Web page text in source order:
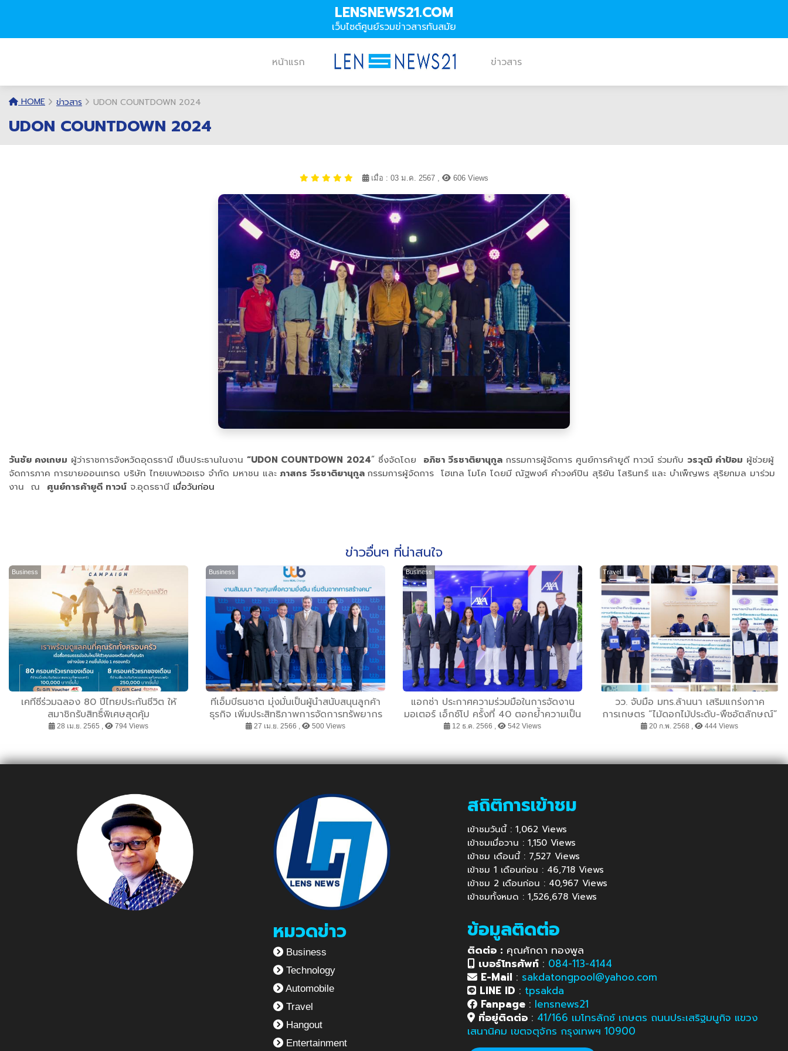
LENSNEWS21.COM
เว็บไซต์ศูนย์รวมข่าวสารทันสมัย
หน้าแรก ข่าวสาร
HOME ข่าวสาร UDON COUNTDOWN 2024
UDON COUNTDOWN 2024
เมื่อ : 03 ม.ค. 2567 , 606 Views
วันชัย คงเกษม ผู้ว่าราชการจังหวัดอุดรธานี เป็นประธานในงาน “UDON COUNTDOWN 2024” ซึ่งจัดโดย อภิชา วีรชาติยานุกูล กรรมการผู้จัดการ ศูนย์การค้ายูดี ทาวน์ ร่วมกับ วรวุฒิ คำป้อม ผู้ช่วยผู้
จัดการภาค การขายออนเทรด บริษัท ไทยเบฟเวอเรจ จำกัด มหาชน และ ภาสกร วีรชาติยานุกูล กรรมการผู้จัดการ โฮเทล โมโค โดยมี ณัฐพงศ์ คำวงศ์ปิน สุริยัน โสรินทร์ และ บำเพ็ญพร สุริยกมล มาร่วม
งาน ณ ศูนย์การค้ายูดี ทาวน์ จ.อุดรธานี เมื่อวันก่อน
ข่าวอื่นๆ ที่น่าสนใจ
Business
เคทีซีร่วมฉลอง 80 ปีไทยประกันชีวิต ให้
สมาชิกรับสิทธิ์พิเศษสุดคุ้ม
28 เม.ย. 2565 , 794 Views
Business
ทีเอ็มบีธนชาต มุ่งมั่นเป็นผู้นำสนับสนุนลูกค้า
ธุรกิจ เพิ่มประสิทธิภาพการจัดการทรัพยากร
บุคคลอย่างยั่งยืน เสริมองค์ความรู้ พร้อม
27 เม.ย. 2566 , 500 Views
Business
แอกซ่า ประกาศความร่วมมือในการจัดงาน
มอเตอร์ เอ็กซ์โป ครั้งที่ 40 ตอกย้ำความเป็น
ผู้นำพันธมิตรด้านประกันภัยระดับโลก ‍
12 ธ.ค. 2566 , 542 Views
Travel
วว. จับมือ มทร.ล้านนา เสริมแกร่งภาค
การเกษตร “ไม้ดอกไม้ประดับ-พืชอัตลักษณ์”
ในพื้นที่ 6 จังหวัดภาคเหนือ
20 ก.พ. 2568 , 444 Views
หมวดข่าว
Business
Technology
Automobile
Travel
Hangout
Entertainment
สถิติการเข้าชม
เข้าชมวันนี้ : 1,062 Views
เข้าชมเมื่อวาน : 1,150 Views
เข้าชม เดือนนี้ : 7,527 Views
เข้าชม 1 เดือนก่อน : 46,718 Views
เข้าชม 2 เดือนก่อน : 40,967 Views
เข้าชมทั้งหมด : 1,526,678 Views
ข้อมูลติดต่อ
ติดต่อ : คุณศักดา ทองพูล
เบอร์โทรศัพท์ : 084-113-4144
E-Mail : sakdatongpool@yahoo.com
LINE ID : tpsakda
Fanpage : lensnews21
ที่อยู่ติดต่อ : 41/166 เมโทรลักซ์ เกษตร ถนนประเสริฐมนูกิจ แขวง
เสนานิคม เขตจตุจักร กรุงเทพฯ 10900